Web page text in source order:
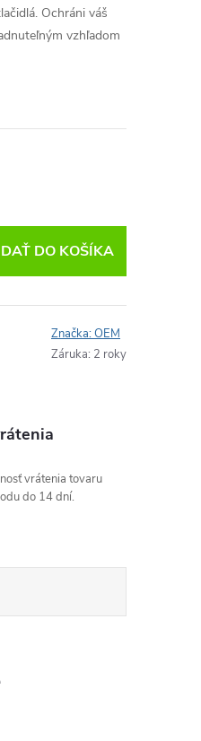
Ochráni váš
vzhľadom
DO KOŠÍKA
Značka:OEM
Záruka: 2 roky
vrátenia tovaru
do 14 dní.